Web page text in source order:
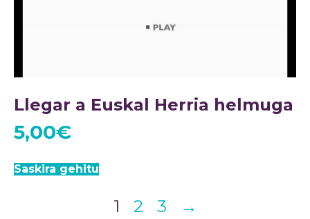
Llegar a Euskal Herria helmuga
5,00€
Saskira gehitu
1 2 3 →